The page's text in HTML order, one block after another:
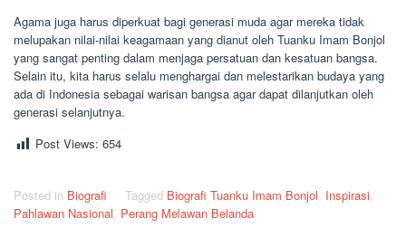
Agama juga harus diperkuat bagi generasi muda agar mereka tidak
melupakan nilai-nilai keagamaan yang dianut oleh Tuanku Imam Bonjol
yang sangat penting dalam menjaga persatuan dan kesatuan bangsa.
Selain itu, kita harus selalu menghargai dan melestarikan budaya yang
ada di Indonesia sebagai warisan bangsa agar dapat dilanjutkan oleh
generasi selanjutnya.
Post Views: 654
Posted in Biografi Tagged Biografi Tuanku Imam Bonjol Inspirasi
Pahlawan Nasional Perang Melawan Belanda